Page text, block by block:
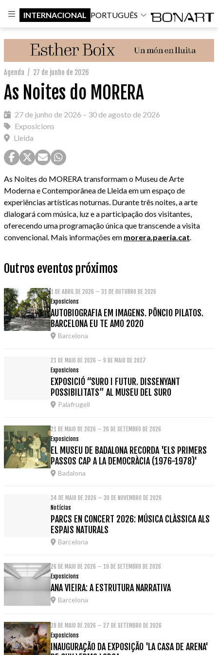
INTERNACIONAL PORTUGUÊS
Agenda / 27 de junho de 2026
As Noites do MORERA
27 de junho de 2026 – 30 de agosto de 2026
Exposicions
Lleida
As Noites do MORERA transformam o Museu de Arte
Moderna e Contemporânea de Lleida em um espaço de
experiências artísticas noturnas. Durante três noites, a arte
dialogará com música, luz e a participação dos visitantes,
oferecendo uma programação única que transcende a visita
convencional. Mais informações em morera.paeria.cat
Outros eventos próximos
1 DE ABRIL DE 2026 – 31 DE OUTUBRO DE 2026
Exposicions
AUTOBIOGRAFIA EM IMAGENS. PÔNCIO PILATOS.
BARCELONA EU TE AMO 2020
Barcelona
21 DE MAIO DE 2026 – 9 DE MAIO DE 2027
Exposicions
EXPOSICIÓ “SURO I FUTUR. DISSENYANT
POSSIBILITATS” AL MUSEU DEL SURO
Palafrugell
21 DE MAIO DE 2026 – 26 DE SETEMBRO DE 2026
Exposicions
EL MUSEU DE BADALONA RECORDA 'ELS PRIMERS
PASSOS CAP A LA DEMOCRÀCIA (1976-1978)'
Badalona
24 DE MAIO DE 2026 – 30 DE NOVEMBRO DE 2026
Notícias
PARCS EN CONCERT 2026: MÚSICA CLÀSSICA ALS
ESPAIS NATURALS
Barcelona
26 DE MAIO DE 2026 – 19 DE SETEMBRO DE 2026
Exposicions
ANA VIEIRA: A ESTRUTURA NARRATIVA
Barcelona
28 DE MAIO DE 2026 – 27 DE SETEMBRO DE 2026
Exposicions
INAUGURAÇÃO DA EXPOSIÇÃO 'LA CASA DE ARENA'